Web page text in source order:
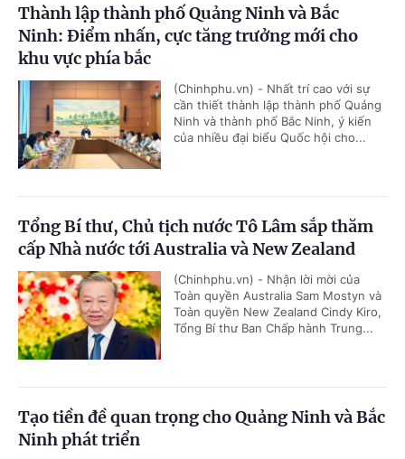
Thành lập thành phố Quảng Ninh và Bắc
Ninh: Điểm nhấn, cực tăng trưởng mới cho
khu vực phía bắc
(Chinhphu.vn) - Nhất trí cao với sự
cần thiết thành lập thành phố Quảng
Ninh và thành phố Bắc Ninh, ý kiến
của nhiều đại biểu Quốc hội cho...
Tổng Bí thư, Chủ tịch nước Tô Lâm sắp thăm
cấp Nhà nước tới Australia và New Zealand
(Chinhphu.vn) - Nhận lời mời của
Toàn quyền Australia Sam Mostyn và
Toàn quyền New Zealand Cindy Kiro,
Tổng Bí thư Ban Chấp hành Trung...
Tạo tiền đề quan trọng cho Quảng Ninh và Bắc
Ninh phát triển